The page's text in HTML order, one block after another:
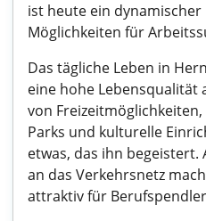
ist heute ein
Möglichkeiten für
Das tägliche Leben in
eine hohe Lebensqualität
von
Parks und kulturelle
etwas, das ihn
an das Verkehrsnetz
attraktiv für